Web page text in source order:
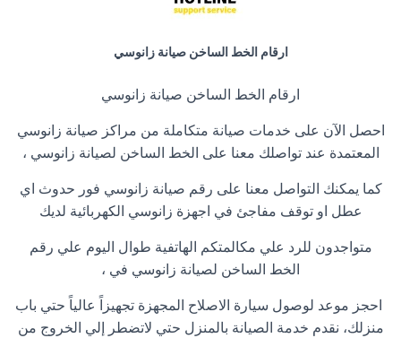
ارقام الخط الساخن صيانة زانوسي
ارقام الخط الساخن صيانة زانوسي
احصل الآن على خدمات صيانة متكاملة من مراكز صيانة زانوسي
المعتمدة عند تواصلك معنا على الخط الساخن لصيانة زانوسي ،
كما يمكنك التواصل معنا على رقم صيانة زانوسي فور حدوث اي
عطل او توقف مفاجئ في اجهزة زانوسي الكهربائية لديك
متواجدون للرد علي مكالمتكم الهاتفية طوال اليوم علي رقم
الخط الساخن لصيانة زانوسي في ،
احجز موعد لوصول سيارة الاصلاح المجهزة تجهيزاً عالياً حتي باب
منزلك، نقدم خدمة الصيانة بالمنزل حتي لاتضطر إلي الخروج من